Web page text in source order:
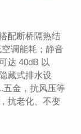
配断桥隔热结
调能耗；静音
达 40dB 以
藏式排水设
五金，抗风压等
抗老化、不变